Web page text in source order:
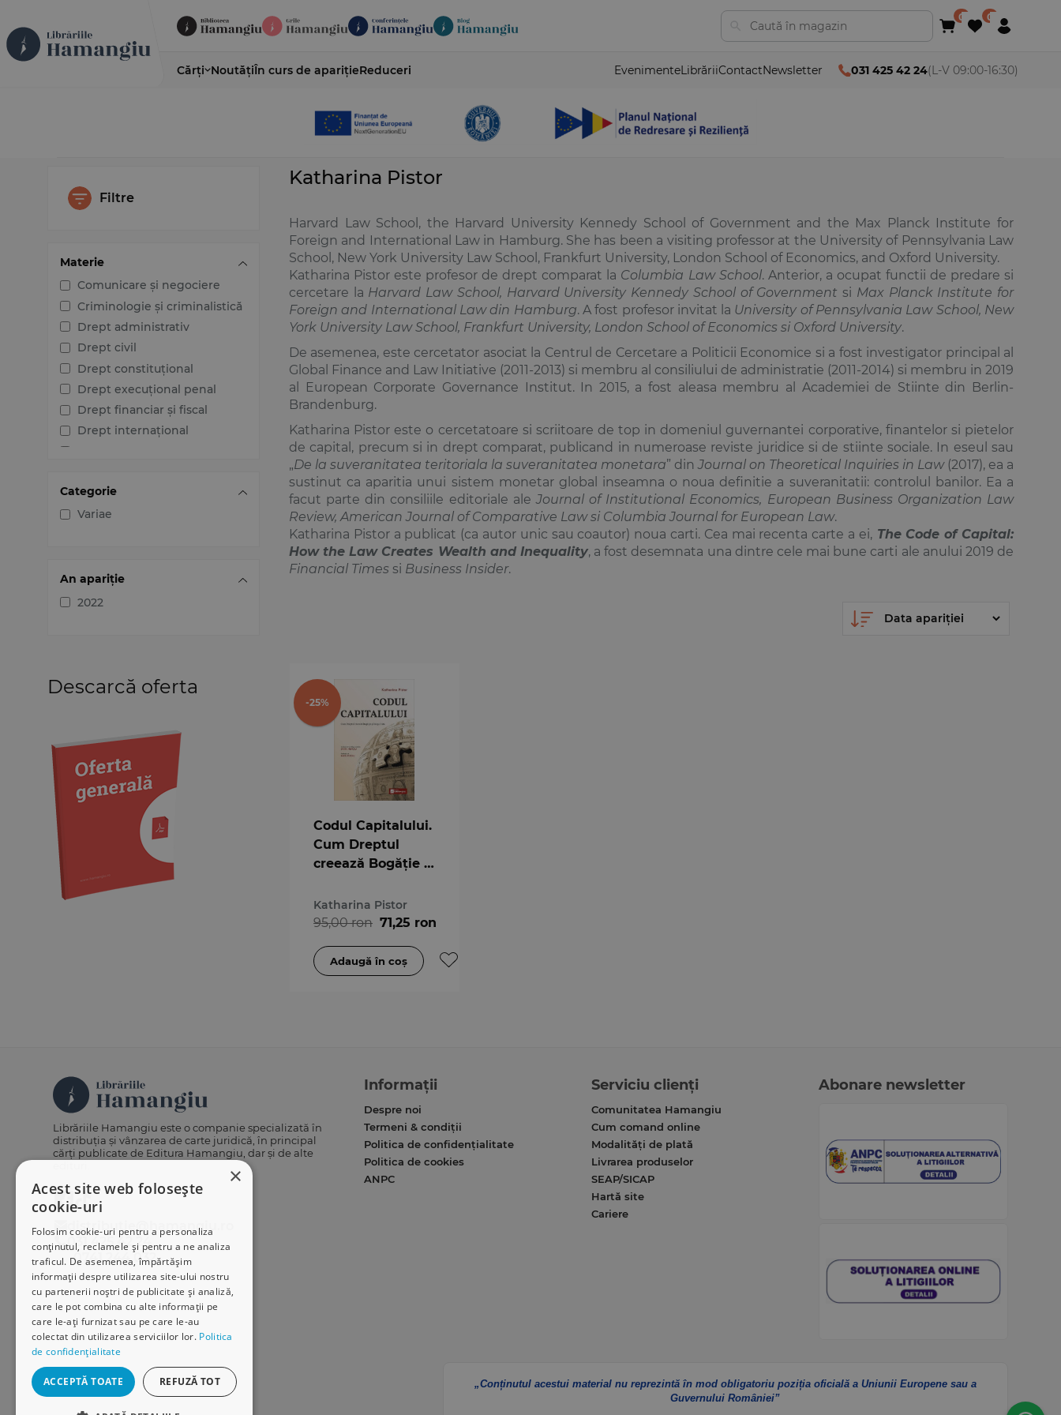
Cărți NoutățiÎn curs de aparițieReduceri EvenimenteLibrăriiContactNewsletter 031 425 42 24(L-V 09:00-16:30)
Filtre
Materie
Comunicare și negociere
Criminologie și criminalistică
Drept administrativ
Drept civil
Drept constituțional
Drept execuțional penal
Drept financiar și fiscal
Drept internațional
Drept procesual penal
Dreptul afacerilor
Dreptul muncii și securității
Jurisprudența instanțelor
Organizarea profesiilor
juridice
Protecția drepturilor omului
Psihologie
Teoria generală a dreptului
Categorie
Variae
An apariție
2022
Descarcă oferta
Katharina Pistor
Harvard Law School, the Harvard University Kennedy School of Government and the Max Planck Institute for
Foreign and International Law in Hamburg. She has been a visiting professor at the University of Pennsylvania Law
School, New York University Law School, Frankfurt University, London School of Economics, and Oxford University.
Katharina Pistor este profesor de drept comparat la Columbia Law School. Anterior, a ocupat functii de predare si
cercetare la Harvard Law School, Harvard University Kennedy School of Government si Max Planck Institute for
Foreign and International Law din Hamburg. A fost profesor invitat la University of Pennsylvania Law School, New
York University Law School, Frankfurt University, London School of Economics si Oxford University.
De asemenea, este cercetator asociat la Centrul de Cercetare a Politicii Economice si a fost investigator principal al
Global Finance and Law Initiative (2011-2013) si membru al consiliului de administratie (2011-2014) si membru in 2019
al European Corporate Governance Institut. In 2015, a fost aleasa membru al Academiei de Stiinte din Berlin-
Brandenburg.
Katharina Pistor este o cercetatoare si scriitoare de top in domeniul guvernantei corporative, finantelor si pietelor
de capital, precum si in drept comparat, publicand in numeroase reviste juridice si de stiinte sociale. In eseul sau
„De la suveranitatea teritoriala la suveranitatea monetara” din Journal on Theoretical Inquiries in Law(2017), ea a
sustinut ca aparitia unui sistem monetar global inseamna o noua definitie a suveranitatii: controlul banilor. Ea a
facut parte din consiliile editoriale aleJournal of Institutional Economics, European Business Organization Law
Review, American Journal of Comparative Law si Columbia Journal for European Law.
Katharina Pistor a publicat (ca autor unic sau coautor) noua carti. Cea mai recenta carte a ei,The Code of Capital:
How the Law Creates Wealth and Inequality, a fost desemnata una dintre cele mai bune carti ale anului 2019 de
Financial Times si Business Insider.
-25%
Codul Capitalului.
Cum Dreptul
creează Bogăție și
Katharina Pistor
95,00 ron 71,25 ron
×
Acest site web folosește
cookie-uri
Folosim cookie-uri pentru a personaliza
conținutul, reclamele și pentru a ne analiza
traficul. De asemenea, împărtășim
informații despre utilizarea site-ului nostru
cu partenerii noștri de publicitate și analiză,
care le pot combina cu alte informații pe
care le-ați furnizat sau pe care le-au
colectat din utilizarea serviciilor lor. Politica
de confidențialitate
ACCEPTĂ TOATE REFUZĂ TOT
Librăriile Hamangiu este o companie specializată în
distribuția și vânzarea de carte juridică, în principal
cărți publicate de Editura Hamangiu, dar și de alte
distributie@hamangiu.ro
031 425 42 24
0741 244 032
Informații
Despre noi
Termeni & condiții
Politica de confidențialitate
Politica de cookies
ANPC
Serviciu clienți
Comunitatea Hamangiu
Cum comand online
Modalități de plată
Livrarea produselor
SEAP/SICAP
Hartă site
Cariere
Abonare newsletter
„Conținutul acestui material nu reprezintă în mod obligatoriu poziția oficială a Uniunii Europene sau a
Guvernului României”